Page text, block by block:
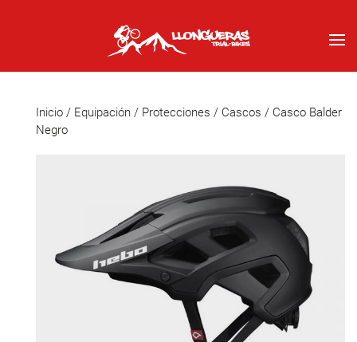
Inicio / Equipación / Protecciones / Cascos / Casco Balder
Negro